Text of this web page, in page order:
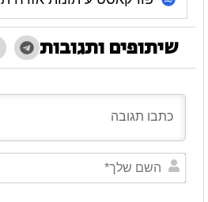
שיתופים ותגובות